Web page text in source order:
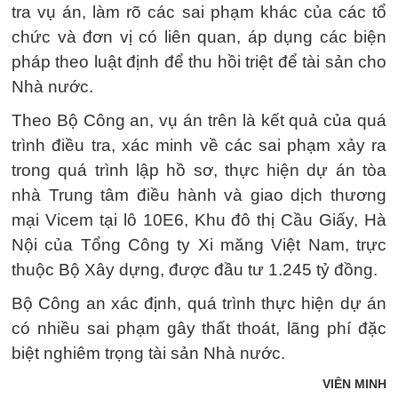
tra vụ án, làm rõ các sai phạm khác của các tổ
chức và đơn vị có liên quan, áp dụng các biện
pháp theo luật định để thu hồi triệt để tài sản cho
Nhà nước.
Theo Bộ Công an, vụ án trên là kết quả của quá
trình điều tra, xác minh về các sai phạm xảy ra
trong quá trình lập hồ sơ, thực hiện dự án tòa
nhà Trung tâm điều hành và giao dịch thương
mại Vicem tại lô 10E6, Khu đô thị Cầu Giấy, Hà
Nội của Tổng Công ty Xi măng Việt Nam, trực
thuộc Bộ Xây dựng, được đầu tư 1.245 tỷ đồng.
Bộ Công an xác định, quá trình thực hiện dự án
có nhiều sai phạm gây thất thoát, lãng phí đặc
biệt nghiêm trọng tài sản Nhà nước.
VIÊN MINH